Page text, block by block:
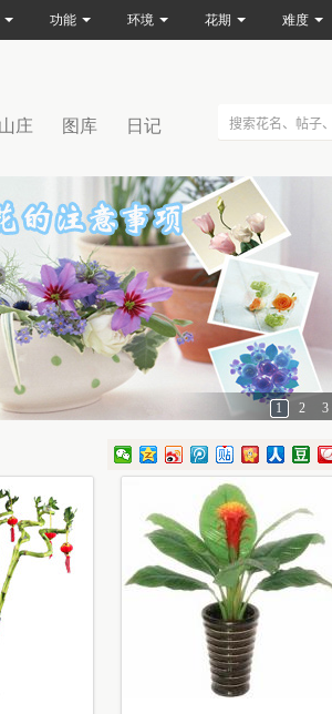
庄 图库 日记
1 2 3
功能 环境 花期 难度